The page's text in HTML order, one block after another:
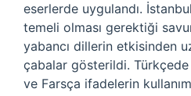
eserlerde uygulandı.
temeli olması gerektiği
yabancı dillerin etkisinden
çabalar gösterildi. Türkçede
ve Farsça ifadelerin